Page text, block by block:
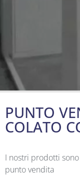
PUNTO
COLATO
I nostri prodotti
punto vendita